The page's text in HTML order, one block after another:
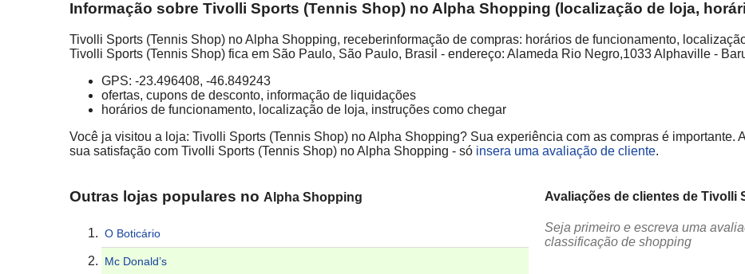
Informação sobre Tivolli Sports (Tennis Shop) no Alpha Shopping (localização de loja,
Tivolli Sports (Tennis Shop) no Alpha Shopping, receberinformação de compras: horários de funcionamento,
Tivolli Sports (Tennis Shop) fica em São Paulo, São Paulo, Brasil - endereço: Alameda Rio Negro,1033 Alphaville -
GPS: -23.496408, -46.849243
ofertas, cupons de desconto, informação de liquidações
horários de funcionamento, localização de loja, instruções como chegar
Você ja visitou a loja: Tivolli Sports (Tennis Shop) no Alpha Shopping? Sua experiência com as compras é importante.
sua satisfação com Tivolli Sports (Tennis Shop) no Alpha Shopping - só insera uma avaliação de cliente.
Outras lojas populares no Alpha Shopping
O Boticário
Mc Donald’s
Avaliações de clientes de Tivolli
Seja primeiro e escreva uma
classificação de shopping